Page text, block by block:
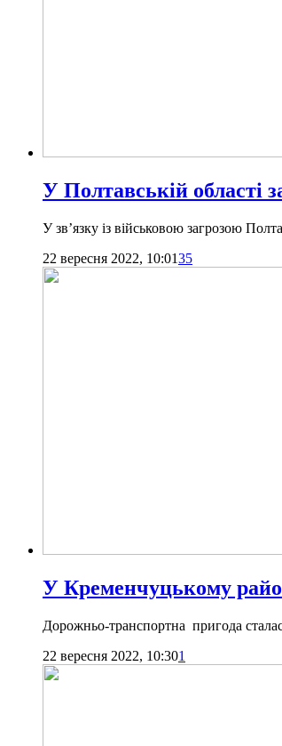
У Полтавській області
У зв’язку із військовою загрозою
22 вересня 2022, 10:0135
У Кременчуцькому
Дорожньо-транспортна пригода
22 вересня 2022, 10:301